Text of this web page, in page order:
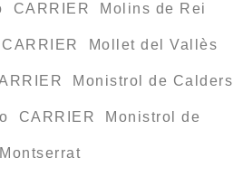
CARRIER Molins de Rei
Mollet del Vallès
Monistrol de Calders
CARRIER Monistrol de
Montserrat